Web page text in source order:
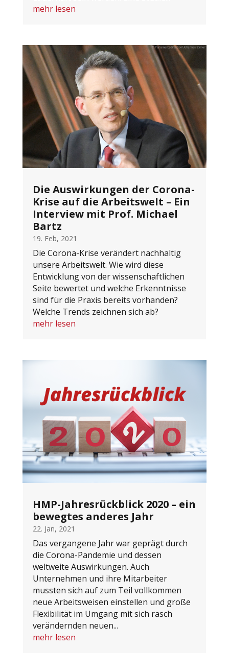
mehr lesen
Die Auswirkungen der Corona-
Krise auf die Arbeitswelt – Ein
Interview mit Prof. Michael
Bartz
19. Feb, 2021
Die Corona-Krise verändert nachhaltig
unsere Arbeitswelt. Wie wird diese
Entwicklung von der wissenschaftlichen
Seite bewertet und welche Erkenntnisse
sind für die Praxis bereits vorhanden?
Welche Trends zeichnen sich ab?
mehr lesen
HMP-Jahresrückblick 2020 – ein
bewegtes anderes Jahr
22. Jan, 2021
Das vergangene Jahr war geprägt durch
die Corona-Pandemie und dessen
weltweite Auswirkungen. Auch
Unternehmen und ihre Mitarbeiter
mussten sich auf zum Teil vollkommen
neue Arbeitsweisen einstellen und große
Flexibilität im Umgang mit sich rasch
verändernden neuen...
mehr lesen